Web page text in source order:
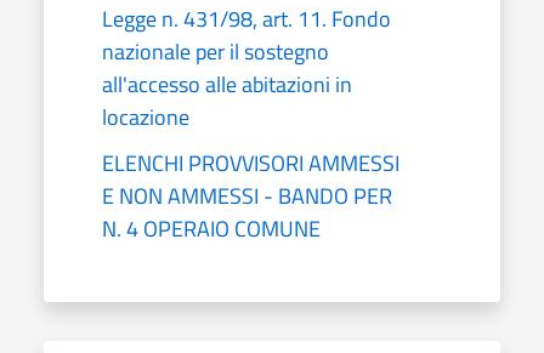
Legge n. 431/98, art. 11. Fondo
nazionale per il sostegno
all'accesso alle abitazioni in
locazione
ELENCHI PROVVISORI AMMESSI
E NON AMMESSI - BANDO PER
N. 4 OPERAIO COMUNE